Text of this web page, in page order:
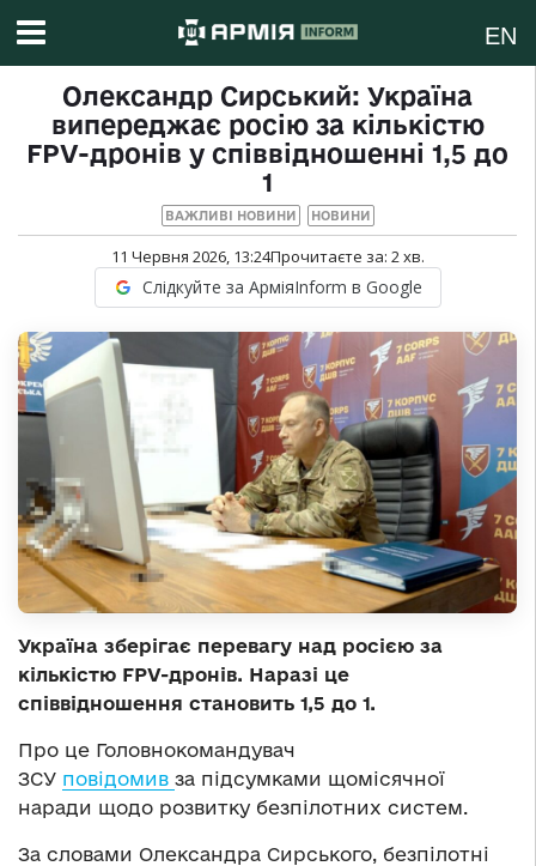
EN
Олександр Сирський: Україна
випереджає росію за кількістю
FPV-дронів у співвідношенні 1,5 до
1
ВАЖЛИВІ НОВИНИ НОВИНИ
11 Червня 2026, 13:24Прочитаєте за: 2хв.
Слідкуйте за АрміяInform в Google
Україна зберігає перевагу над росією за
кількістю FPV-дронів. Наразі це
співвідношення становить 1,5 до 1.
Про це Головнокомандувач
ЗСУ повідомив за підсумками щомісячної
наради щодо розвитку безпілотних систем.
За словами Олександра Сирського, безпілотні